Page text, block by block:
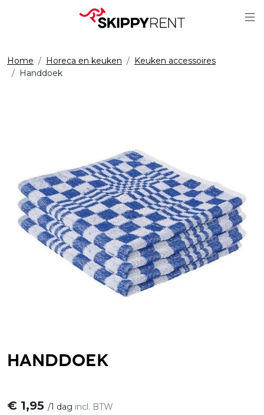
Home Horeca en keuken
Keuken accessoires
Handdoek
Handdoek
€ 1,95 /1 dag incl. BTW